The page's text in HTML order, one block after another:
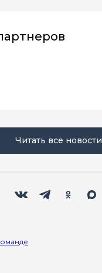
Читать все новости